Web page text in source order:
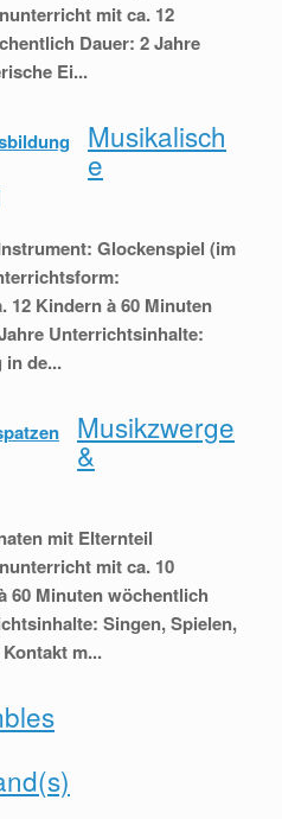
mit ca. 12
Dauer: 2 Jahre
Ei...
Musikalisch
e
Glockenspiel (im
Kindern à 60 Minuten
Unterrichtsinhalte:
in de...
Musikzwerge
&
mit Elternteil
mit ca. 10
60 Minuten wöchentlich
Singen, Spielen,
m...